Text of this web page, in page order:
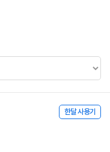
한달 사용기